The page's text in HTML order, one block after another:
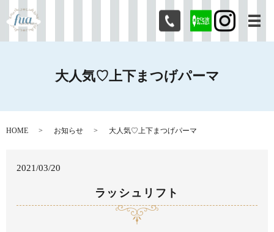
メ
大人気♡上下まつげパーマ
HOME お知らせ 大人気♡上下まつげパーマ
2021/03/20
ラッシュリフト